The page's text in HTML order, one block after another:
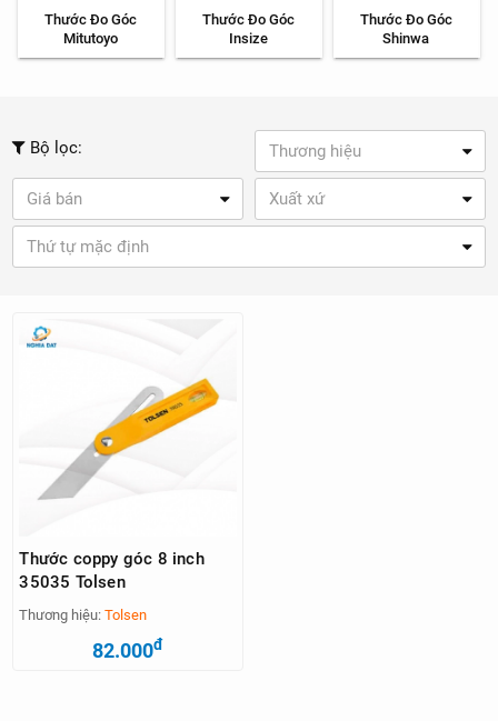
Thước Đo Góc
Mitutoyo
Thước Đo Góc
Insize
Thước Đo Góc
Shinwa
Bộ lọc: Thương hiệu
Giá bán Xuất xứ
Thứ tự mặc định
Thước coppy góc 8 inch
35035 Tolsen
Thương hiệu:Tolsen
82.000đ